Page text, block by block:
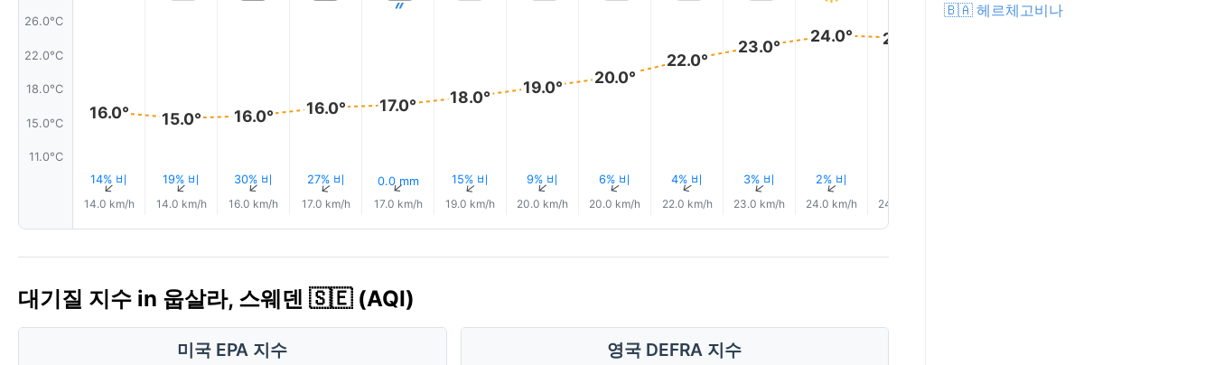
26.0°C
22.0°C
18.0°C
15.0°C
11.0°C
16.0°
14% 비
↑
14.0 km/h
15.0°
19% 비
↑
14.0 km/h
16.0°
30% 비
↑
16.0 km/h
16.0°
27% 비
↑
17.0 km/h
17.0°
0.0 mm
↑
17.0 km/h
18.0°
15% 비
↑
19.0 km/h
19.0°
9% 비
↑
20.0 km/h
20.0°
6% 비
↑
20.0 km/h
22.0°
4% 비
↑
22.0 km/h
23.0°
3% 비
↑
23.0 km/h
24.0°
2% 비
↑
24.0 km/h
24.0°
24.0 km/h
대기질 지수 in 웁살라, 스웨덴 🇸🇪 (AQI)
미국 EPA 지수 영국 DEFRA 지수
🇧🇦 헤르체고비나